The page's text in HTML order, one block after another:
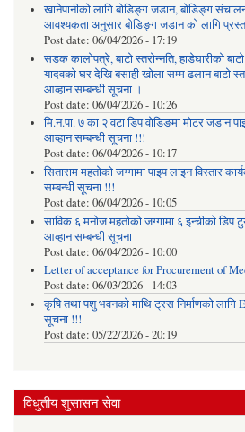
खानेपानीको लागि बोडिङ्ग जडान, बोडिङ्ग
आवश्यकता अनुसार बोडिङ्ग जडान को लागि
Post date: 06/04/2026 - 17:19
सडक कालोपत्रे, बाटो स्तरोन्नति, हाडेघारीको
यादवको घर देखि बसाही खोला सम्म ढलान बाटो
आव्हान सम्बन्धी सूचना ।
Post date: 06/04/2026 - 10:26
मि.न.पा. ७ का २ वटा डिप वोडिङमा मोटर जडान
आव्हान सम्बन्धी सूचना !!!
Post date: 06/04/2026 - 10:17
सिताराम महतोको जग्गामा पाइप लाइन विस्तार
सम्बन्धी सूचना !!!
Post date: 06/04/2026 - 10:05
साविक ६ मनोज महतोको जग्गामा ६ इन्चीको डिप
आव्हान सम्बन्धी सूचना
Post date: 06/04/2026 - 10:00
Letter of acceptance for Procurement of
Post date: 06/03/2026 - 14:03
कृषि तथा पशु भवनको माथि ट्रस निर्माणको
सूचना !!!
Post date: 05/22/2026 - 20:19
विधुतीय शुसासन सेवा